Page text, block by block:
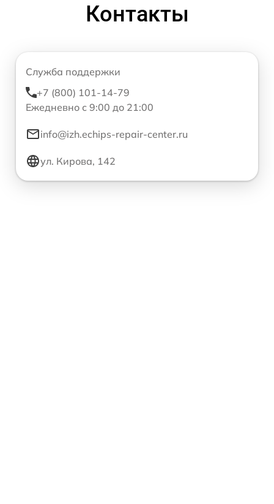
Контакты
Служба поддержки
+7 (800) 101-14-79
Ежедневно с 9:00 до 21:00
info@izh.echips-repair-center.ru
ул. Кирова, 142